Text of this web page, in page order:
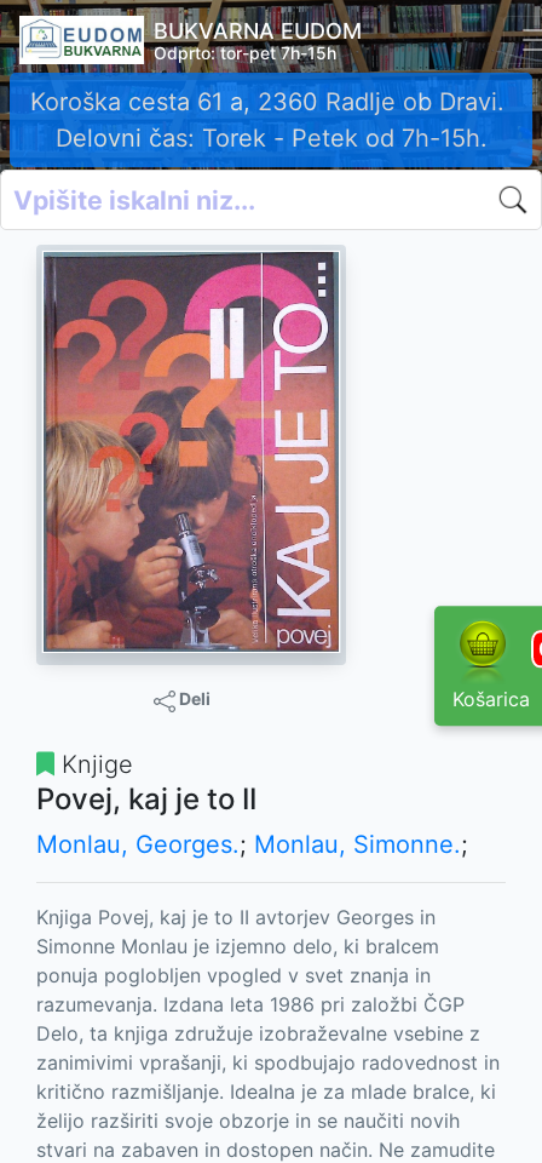
BUKVARNA EUDOM
Odprto: tor-pet 7h-15h
Koroška cesta 61 a, 2360 Radlje ob Dravi.
Delovni čas: Torek - Petek od 7h-15h.
Košarica
Deli
Knjige
Povej, kaj je to II
Monlau, Georges.; Monlau, Simonne.;
Knjiga Povej, kaj je to II avtorjev Georges in
Simonne Monlau je izjemno delo, ki bralcem
ponuja poglobljen vpogled v svet znanja in
razumevanja. Izdana leta 1986 pri založbi ČGP
Delo, ta knjiga združuje izobraževalne vsebine z
zanimivimi vprašanji, ki spodbujajo radovednost in
kritično razmišljanje. Idealna je za mlade bralce, ki
želijo razširiti svoje obzorje in se naučiti novih
stvari na zabaven in dostopen način. Ne zamudite